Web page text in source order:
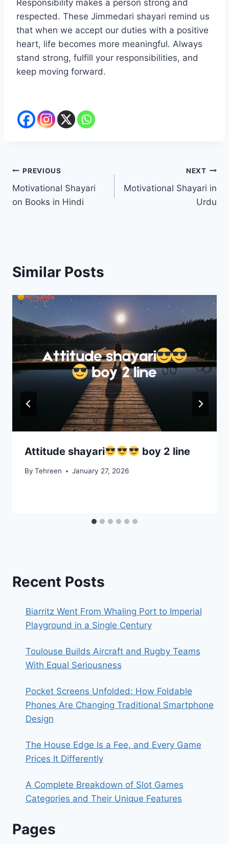
Responsibility makes a person strong and
respected. These Jimmedari shayari remind us
that when we accept our duties with a positive
heart, life becomes more meaningful. Always
stand strong, fulfill your responsibilities, and
keep moving forward.
Post
navigation
PREVIOUS
Motivational Shayari
on Books in Hindi
NEXT
Motivational Shayari in
Urdu
Similar Posts
Attitude shayari boy 2 line
By Tehreen January 27, 2026
Recent Posts
Biarritz Went From Whaling Port to Imperial
Playground in a Single Century
Toulouse Builds Aircraft and Rugby Teams
With Equal Seriousness
Pocket Screens Unfolded: How Foldable
Phones Are Changing Traditional Smartphone
Design
The House Edge Is a Fee, and Every Game
Prices It Differently
A Complete Breakdown of Slot Games
Categories and Their Unique Features
Pages